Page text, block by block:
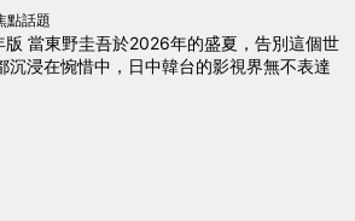
點話題
當東野圭吾於2026年的盛夏，告別這個世
沉浸在惋惜中，日中韓台的影視界無不表達